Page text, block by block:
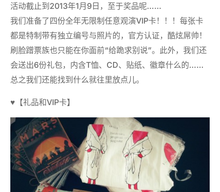
活动截止到2013年1月9日，至于奖品呢……
我们准备了四份全年无限制任意观演VIP卡！！！每张卡
都是特制带有独立编号与照片的，官方认证，酷炫屌帅！
刷脸蹭票族也只能在你面前“给跪求别说”。此外，我们还
会送出6份礼包，内含T恤、CD、贴纸、徽章什么的……
总之我们还能找到什么就往里放点儿。
♥【礼品和VIP卡】